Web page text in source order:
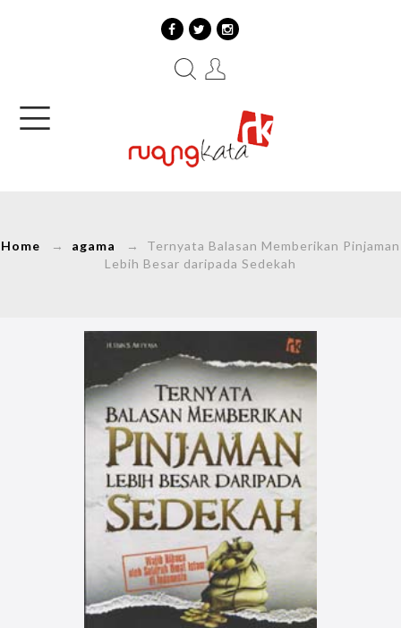
Home → agama
→ Ternyata Balasan Memberikan Pinjaman
Lebih Besar daripada Sedekah